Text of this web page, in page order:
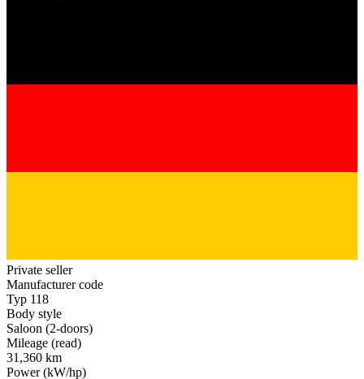
Private seller
Manufacturer code
Typ 118
Body style
Saloon (2-doors)
Mileage (read)
31,360 km
Power (kW/hp)